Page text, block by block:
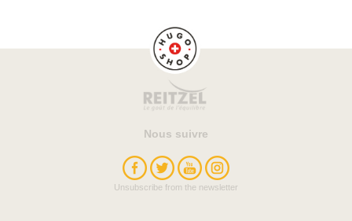
Nous suivre
Unsubscribe from the newsletter